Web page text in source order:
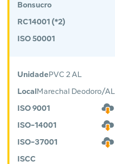
Bonsucro
RC14001 (*2)
ISO 50001
Unidade PVC 2 AL
Local Marechal Deodoro/AL
ISO 9001
ISO-14001
ISO-37001
ISCC